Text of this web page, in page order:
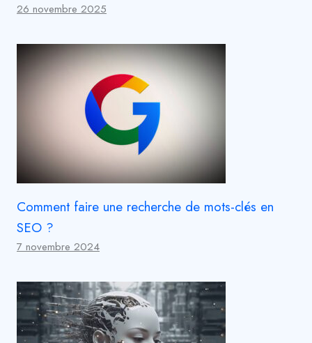
26 novembre 2025
Comment faire une recherche de mots-clés en
SEO ?
7 novembre 2024